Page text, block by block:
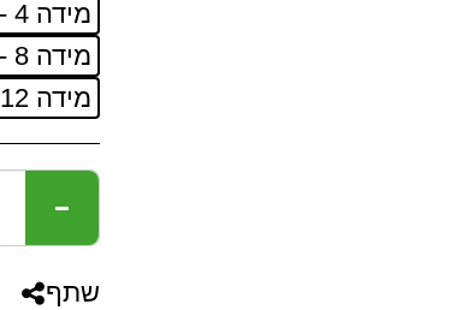
מידה 4 - לגילאי 3-4.
מידה 8 - לגילאי 7-8.
מידה 12 - לגילאי 11-12.
שתף